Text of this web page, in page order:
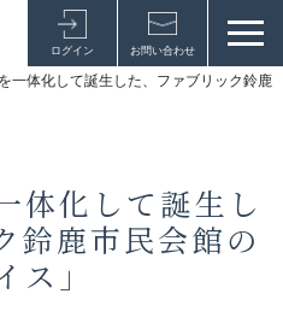
ログイン お問い合わせ
一体化して誕生した、ファブリック鈴鹿
体化して誕生し
鈴鹿市民会館の
ス」